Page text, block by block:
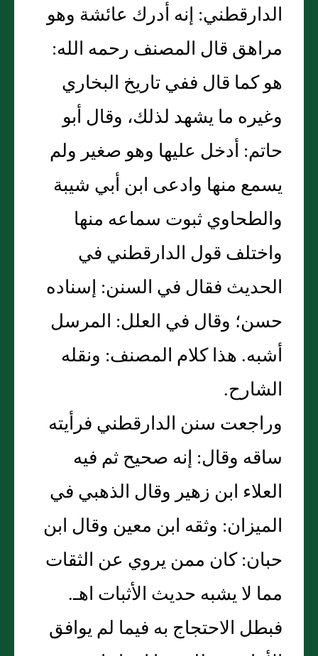
الدارقطني: إنه أدرك عائشة وهو
مراهق قال المصنف رحمه الله:
هو كما قال ففي تاريخ البخاري
وغيره ما يشهد لذلك، وقال أبو
حاتم: أدخل عليها وهو صغير ولم
يسمع منها وادعى ابن أبي شيبة
والطحاوي ثبوت سماعه منها
واختلف قول الدارقطني في
الحديث فقال في السنن: إسناده
حسن؛ وقال في العلل: المرسل
أشبه. هذا كلام المصنف: ونقله
الشارح.
وراجعت سنن الدارقطني فرأيته
ساقه وقال: إنه صحيح ثم فيه
العلاء ابن زهير وقال الذهبي في
الميزان: وثقه ابن معين وقال ابن
حبان: كان ممن يروي عن الثقات
مما لا يشبه حديث الأثبات اهـ.
فبطل الاحتجاج به فيما لم يوافق